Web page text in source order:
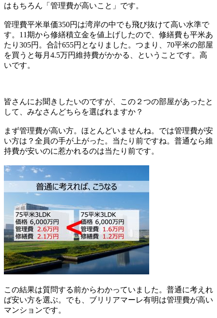
はもちろん「管理費が高いこと」です。
管理費平米単価350円は湾岸の中でも飛び抜けて高い水準で
す。11期から修繕積立金を値上げしたので、修繕費も平米あ
たり305円。合計655円となりました。つまり、70平米の部屋
を買うと毎月4.5万円維持費がかかる、ということです。高
いです。
皆さんにお聞きしたいのですが、この２つの部屋があったと
して、みなさんどちらを選ばれますか？
まず管理費が高い方。ほとんどいませんね。では管理費が安
い方は？全員の手が上がった。当たり前ですね。普通なら維
持費が安いのに惹かれるのは当たり前です。
この結果は質問する前からわかっていました。普通に考えれ
ば安い方を選ぶ。でも、ブリリアマーレ有明は管理費が高い
マンションです。